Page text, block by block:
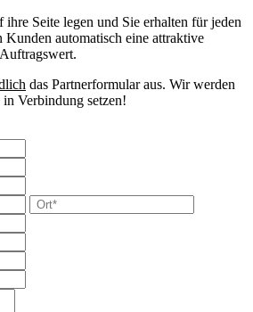
Seite legen und Sie erhalten für jeden
automatisch eine attraktive
das Partnerformular aus. Wir werden
Verbindung setzen!